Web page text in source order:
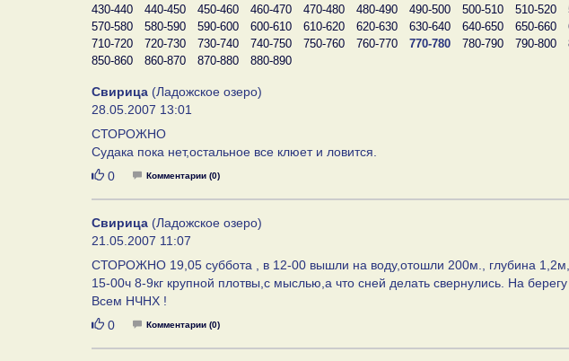
430-440
440-450 450-460 460-470 470-480 480-490 490-500 500-510 510-520
570-580
580-590 590-600 600-610 610-620 620-630 630-640 640-650 650-660
710-720
720-730 730-740 740-750 750-760 760-770 770-780 780-790 790-800
850-860
860-870 870-880 880-890
Свирица (Ладожское озеро)
28.05.2007 13:01
СТОРОЖНО
Судака пока нет,остальное все клюет и ловится.
Нравится
0 Комментарии (0)
Свирица (Ладожское озеро)
21.05.2007 11:07
СТОРОЖНО 19,05 суббота , в 12-00 вышли на воду,отошли 200м., глубина
15-00ч 8-9кг крупной плотвы,с мыслью,а что сней делать свернулись. На
Всем НЧНХ !
Нравится
0 Комментарии (0)